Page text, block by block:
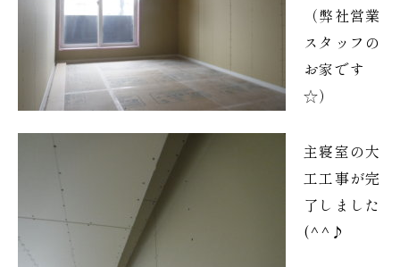
（弊社営業
スタッフの
お家です
☆）
主寝室の大
工工事が完
了しました
(^^♪